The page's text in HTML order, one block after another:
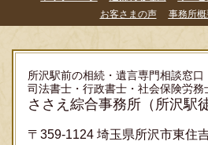
お客さまの声
事務所概
所沢駅前の相続・遺言専門相談窓口
司法書士・行政書士・社会保険労務
ささえ綜合事務所 （所沢駅
〒359-1124 埼玉県所沢市東